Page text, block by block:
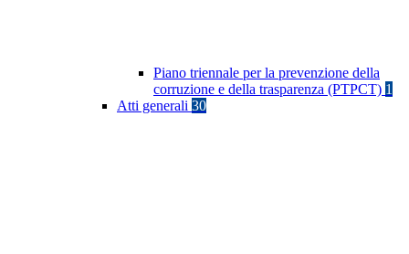
Piano triennale per la prevenzione della
corruzione e della trasparenza (PTPCT) 1
Atti generali 30